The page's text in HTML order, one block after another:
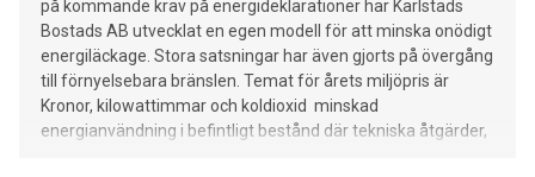
på kommande krav på energideklarationer har Karlstads
Bostads AB utvecklat en egen modell för att minska onödigt
energiläckage. Stora satsningar har även gjorts på övergång
till förnyelsebara bränslen. Temat för årets miljöpris är
Kronor, kilowattimmar och koldioxid  minskad
energianvändning i befintligt bestånd där tekniska åtgärder,